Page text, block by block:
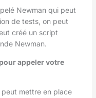
Newman qui peut
de tests, on peut
créé un script
Newman.
appeler votre
mettre en place